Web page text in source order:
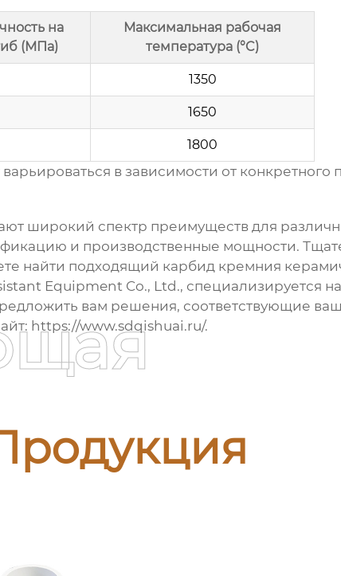
на
(МПа)
Максимальная рабочая
температура (°C)
1350
1650
1800
в зависимости от конкретного
широкий спектр преимуществ для
и производственные мощности.
найти подходящий карбид кремния
Equipment Co., Ltd., специализируется
вам решения, соответствующие
https://www.sdqishuai.ru/.